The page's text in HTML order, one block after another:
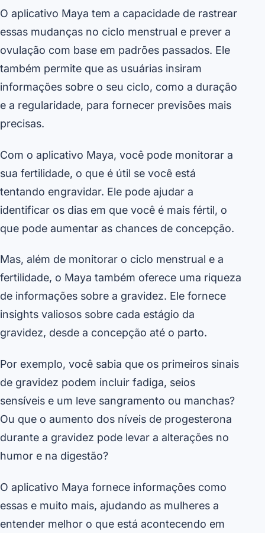
O aplicativo Maya tem a capacidade de rastrear
essas mudanças no ciclo menstrual e prever a
ovulação com base em padrões passados. Ele
também permite que as usuárias insiram
informações sobre o seu ciclo, como a duração
e a regularidade, para fornecer previsões mais
precisas.
Com o aplicativo Maya, você pode monitorar a
sua fertilidade, o que é útil se você está
tentando engravidar. Ele pode ajudar a
identificar os dias em que você é mais fértil, o
que pode aumentar as chances de concepção.
Mas, além de monitorar o ciclo menstrual e a
fertilidade, o Maya também oferece uma riqueza
de informações sobre a gravidez. Ele fornece
insights valiosos sobre cada estágio da
gravidez, desde a concepção até o parto.
Por exemplo, você sabia que os primeiros sinais
de gravidez podem incluir fadiga, seios
sensíveis e um leve sangramento ou manchas?
Ou que o aumento dos níveis de progesterona
durante a gravidez pode levar a alterações no
humor e na digestão?
O aplicativo Maya fornece informações como
essas e muito mais, ajudando as mulheres a
entender melhor o que está acontecendo em